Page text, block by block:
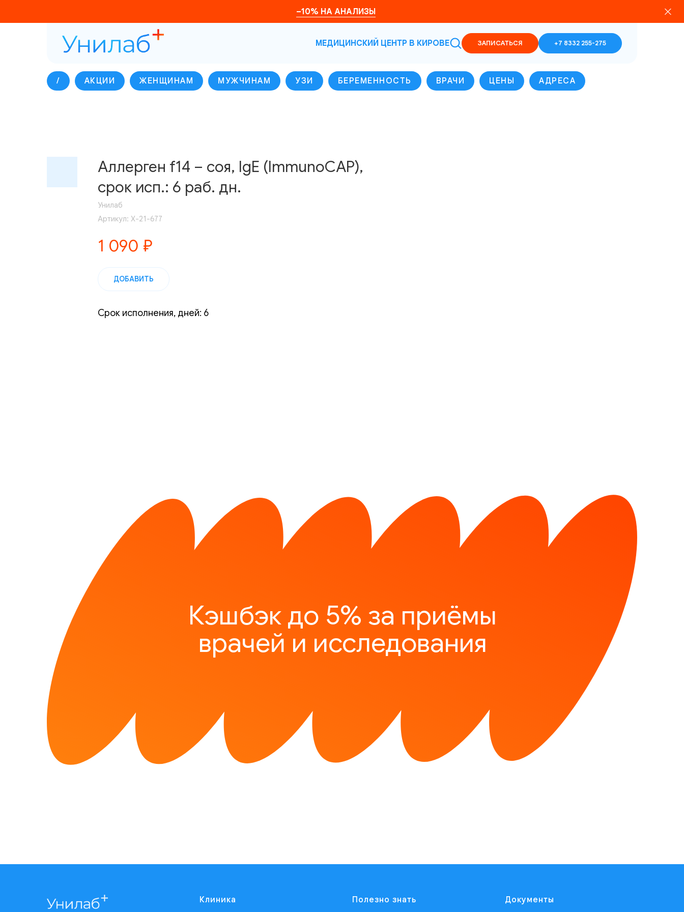
–10% НА АНАЛИЗЫ
МЕДИЦИНСКИЙ ЦЕНТР В КИРОВЕ ЗАПИСАТЬСЯ +7 8332 255-275
/ АКЦИИ ЖЕНЩИНАМ МУЖЧИНАМ УЗИ БЕРЕМЕННОСТЬ ВРАЧИ ЦЕНЫ АДРЕСА
Аллерген f14 – соя, IgE (ImmunoCAP),
срок исп.: 6 раб. дн.
Унилаб
Артикул: Х-21-677
1 090 ₽
ДОБАВИТЬ
Срок исполнения, дней: 6
Кэшбэк до 5% за приёмы
врачей и исследования
Клиника Полезно знать Документы